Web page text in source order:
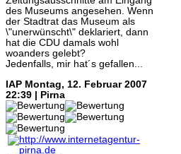
des Museums angesehen. Wenn
der Stadtrat das Museum als
\"unerwünscht\" deklariert, dann
hat die CDU damals wohl
woanders gelebt?
Jedenfalls, mir hat´s gefallen...
IAP Montag, 12. Februar 2007
22:39 | Pirna